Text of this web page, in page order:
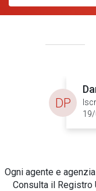
DP
Ogni agente e
Consulta il